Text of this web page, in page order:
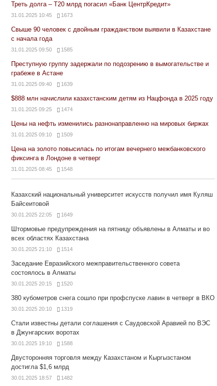
Треть долга – Т20 млрд погасил «Банк ЦентрКредит»
31.01.2025 10:45 1673
Свыше 90 человек с двойным гражданством выявили в Казахстане
с начала года
31.01.2025 09:50 1585
Преступную группу задержали по подозрению в вымогательстве и
грабеже в Астане
31.01.2025 09:40 1639
$888 млн начислили казахстанским детям из Нацфонда в 2025 году
31.01.2025 09:25 1474
Цены на нефть изменились разнонаправленно на мировых биржах
31.01.2025 09:10 1509
Цена на золото повысилась по итогам вечернего межбанковского
фиксинга в Лондоне в четверг
31.01.2025 08:45 1548
Казахский национальный университет искусств получил имя Куляш
Байсеитовой
30.01.2025 22:05 1649
Штормовые предупреждения на пятницу объявлены в Алматы и во
всех областях Казахстана
30.01.2025 21:10 1514
Заседание Евразийского межправительственного совета
состоялось в Алматы
30.01.2025 20:15 1520
380 кубометров снега сошло при профспуске лавин в четверг в ВКО
30.01.2025 20:10 1319
Стали известны детали соглашения с Саудовской Аравией по ВЭС
в Джунгарских воротах
30.01.2025 19:10 1588
Двусторонняя торговля между Казахстаном и Кыргызстаном
достигла $1,6 млрд
30.01.2025 18:57 1482